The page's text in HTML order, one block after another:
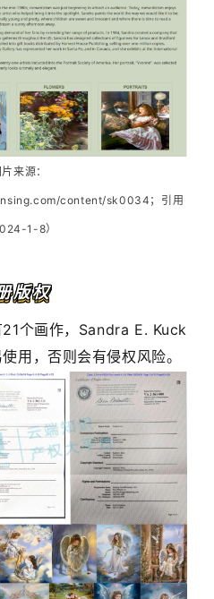
片来源：
content/sk0034；引用
1-8）
版权
个画作，Sandra E. Kuck
用，否则会有侵权风险。